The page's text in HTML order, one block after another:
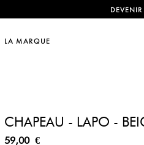
LA MARQUE
CHAPEAU - LAPO -
59,00 €